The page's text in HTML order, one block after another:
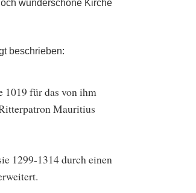
wunderschöne Kirche
beschrieben:
für das von ihm
Mauritius
1299-1314 durch einen